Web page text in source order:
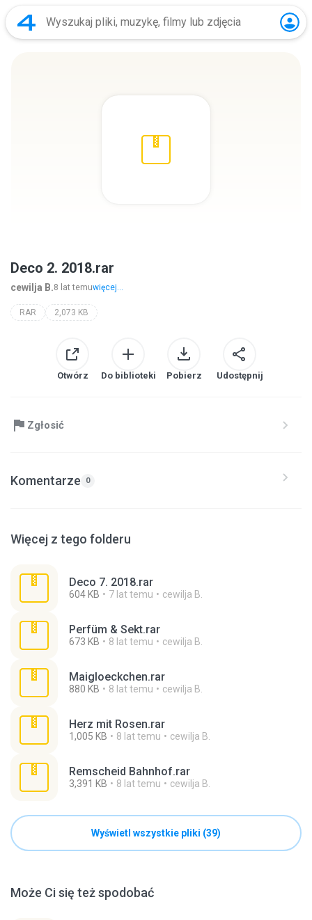
Deco 2. 2018.rar
cewilja B.8 lat temuwięcej...
RAR 2,073 KB
Otwórz Do biblioteki Pobierz Udostępnij
Zgłosić
Komentarze 0
Więcej z tego folderu
Deco 7. 2018.rar
604 KB 7 lat temu cewilja B.
Perfüm & Sekt.rar
673 KB 8 lat temu cewilja B.
Maigloeckchen.rar
880 KB 8 lat temu cewilja B.
Herz mit Rosen.rar
1,005 KB 8 lat temu cewilja B.
Remscheid Bahnhof.rar
3,391 KB 8 lat temu cewilja B.
Wyświetl wszystkie pliki (39)
Może Ci się też spodobać